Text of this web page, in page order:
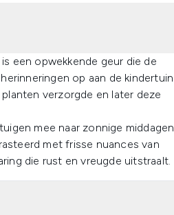
een opwekkende geur die de
op aan de kindertuin
verzorgde en later deze
mee naar zonnige middagen
met frisse nuances van
die rust en vreugde uitstraalt.